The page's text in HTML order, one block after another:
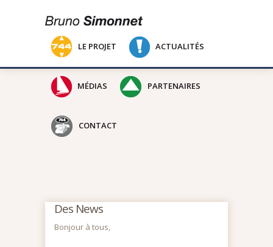
LE PROJET ACTUALITÉS
MÉDIAS PARTENAIRES
CONTACT
Des News
Bonjour à tous,